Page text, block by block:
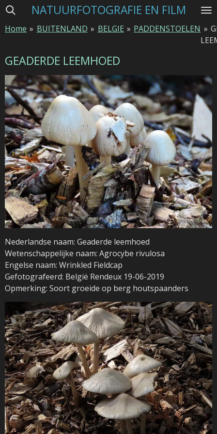
Ga
naar
hoofdinhoud
NATUURFOTOGRAFIE EN FILM
Home » BUITENLAND » BELGIE » PADDENSTOELEN »
GEADERDE LEEMHOED
Nederlandse naam: Geaderde leemhoed
Wetenschappelijke naam: Agrocybe rivulosa
Engelse naam: Wrinkled Fieldcap
Gefotografeerd: België Rendeux 19-06-2019
Opmerking: Soort groeide op berg houtspaanders